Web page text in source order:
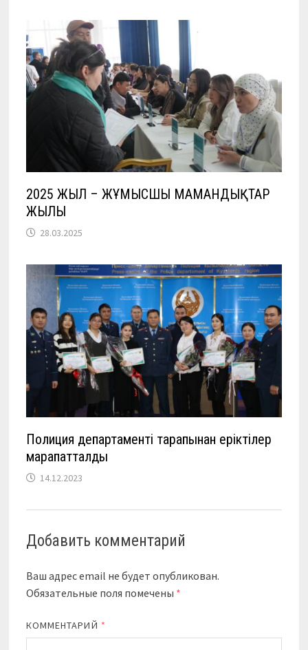
2025 ЖЫЛ – ЖҰМЫСШЫ МАМАНДЫҚТАР
ЖЫЛЫ
28.03.2025
Полиция департаменті тарапынан еріктілер
марапатталды
14.12.2023
Добавить комментарий
Ваш адрес email не будет опубликован.
Обязательные поля помечены *
КОММЕНТАРИЙ *